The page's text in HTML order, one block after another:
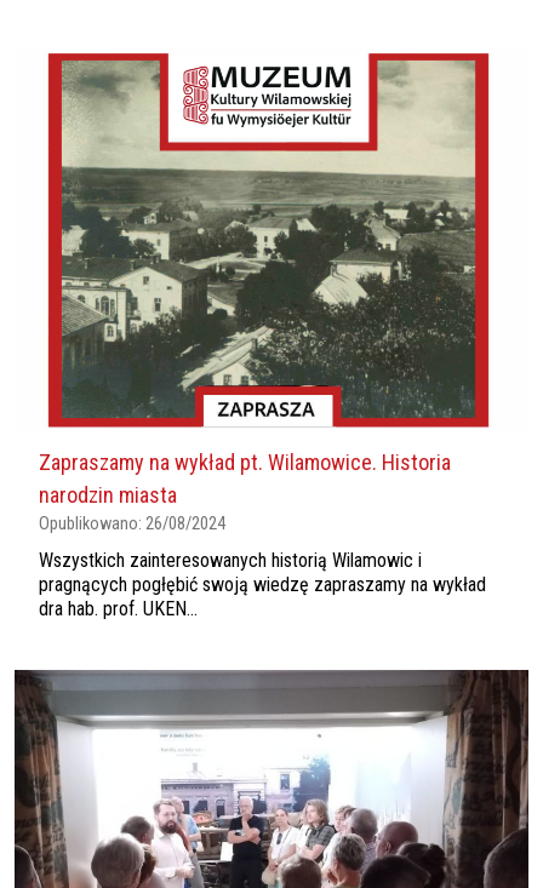
Zapraszamy na wykład pt. Wilamowice. Historia
narodzin miasta
Opublikowano: 26/08/2024
Wszystkich zainteresowanych historią Wilamowic i
pragnących pogłębić swoją wiedzę zapraszamy na wykład
dra hab. prof. UKEN...